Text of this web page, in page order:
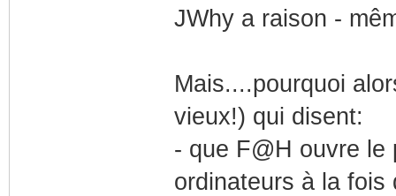
JWhy a raison -
Mais....pourquoi
vieux!) qui disent:
- que F@H ouvre le
ordinateurs à la fois